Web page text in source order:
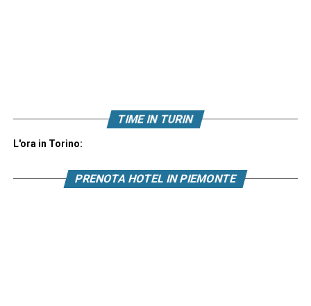
TIME IN TURIN
L'ora in Torino:
PRENOTA HOTEL IN PIEMONTE